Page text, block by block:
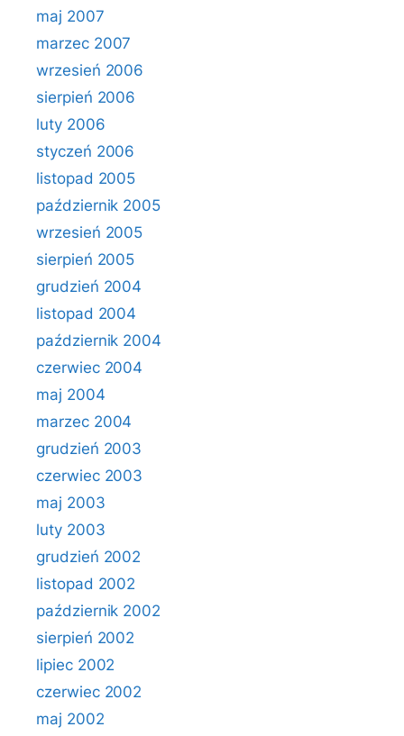
maj 2007
marzec 2007
wrzesień 2006
sierpień 2006
luty 2006
styczeń 2006
listopad 2005
październik 2005
wrzesień 2005
sierpień 2005
grudzień 2004
listopad 2004
październik 2004
czerwiec 2004
maj 2004
marzec 2004
grudzień 2003
czerwiec 2003
maj 2003
luty 2003
grudzień 2002
listopad 2002
październik 2002
sierpień 2002
lipiec 2002
czerwiec 2002
maj 2002